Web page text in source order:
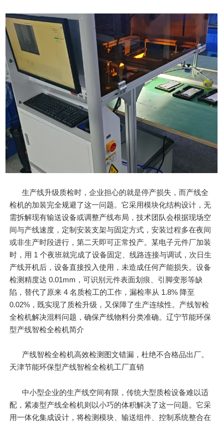
生产线升级质检时，企业担心的就是停产损失，而产线全
检机的加装完全规避了这一问题。它采用模块化结构设计，无
需拆解现有输送设备或调整产线布局，技术团队会根据现场空
间与产线速度，定制安装支架与固定方式，安装过程多在夜间
或非生产时段进行，第二天即可正常投产。某电子元件厂加装
时，用 1 个夜班就完成了设备固定、线路连接与调试，次日生
产线开机后，设备直接投入使用，未造成任何产能损失。设备
检测精度达 0.01mm，可识别元件表面划痕、引脚变形等缺
陷，替代了原来 4 名质检工的工作，漏检率从 1.8% 降至
0.02%，既实现了质检升级，又保障了生产连续性。产线智检
全检机解决混料问题，确保产线物料分类准确。辽宁节能环保
型产线智检全检机简介
产线智检全检机高效检测图文错漏，杜绝不合格品出厂。
天津节能环保型产线智检全检机工厂直销
中小型企业的生产线空间有限，传统大型质检设备难以适
配，紧凑型产线全检机则以小巧的体积解决了这一问题。它采
用一体化集成设计，将检测模块、输送组件、控制系统整合在